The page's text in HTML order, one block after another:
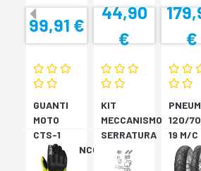
99,91 €
44,90
€
€
GUANTI
MOTO
CTS-1
NERO/BIANCO
KIT
MECCANISMO
SERRATURA
SH33
SH34
120/70
19 M/C
60V TL
???